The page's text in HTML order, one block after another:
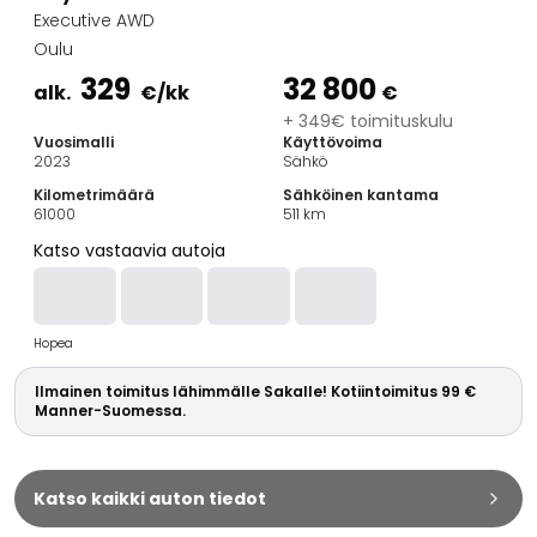
Farmariautot
Kaupunkiautot
Vetoautot
Hyötyajoneuvot
Huutokauppa-autot
Edulliset autot
Automerkit
BMW
Kia
Mercedes-Benz
Polestar
Skoda
Tesla
Toyota
Volkswagen
Executive AWD
Oulu
alk. 329 €/kk 32 800 €
+ 349€ toimituskulu
Vuosimalli
2023
Käyttövoima
Sähkö
Kilometrimäärä
61000
Sähköinen kantama
511 km
Katso vastaavia autoja
Hopea
Ilmainen toimitus lähimmälle Sakalle! Kotiintoimitus 99 €
Manner-Suomessa.
Katso kaikki auton tiedot